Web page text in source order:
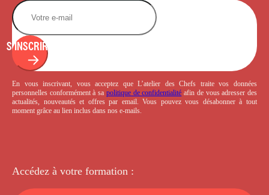
S'INSCRIRE
En vous inscrivant, vous acceptez que L’atelier des Chefs traite vos données
personnelles conformément à sa politique de confidentialité afin de vous adresser des
actualités, nouveautés et offres par email. Vous pouvez vous désabonner à tout
moment grâce au lien inclus dans nos e-mails.
Accédez à votre formation :